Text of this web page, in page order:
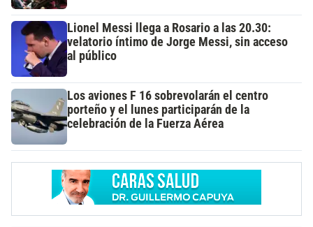
Lionel Messi llega a Rosario a las 20.30:
velatorio íntimo de Jorge Messi, sin acceso
al público
Los aviones F 16 sobrevolarán el centro
porteño y el lunes participarán de la
celebración de la Fuerza Aérea